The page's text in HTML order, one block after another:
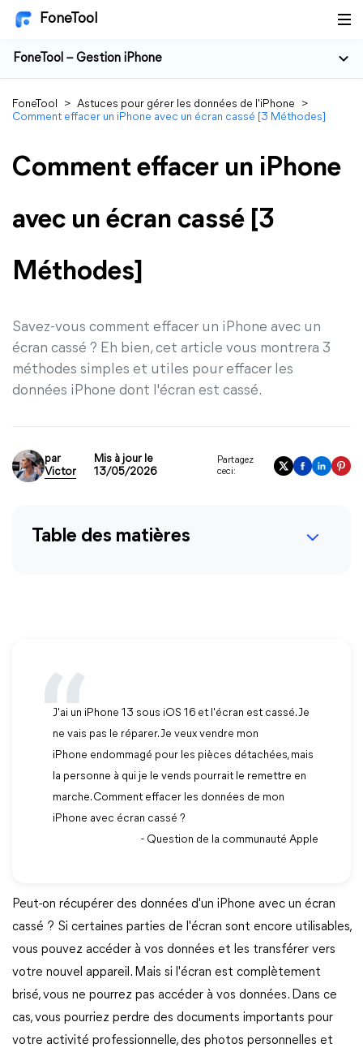
FoneTool
FoneTool – Gestion iPhone
FoneTool > Astuces pour gérer les données de l'iPhone
>
Comment effacer un iPhone avec un écran cassé [3 Méthodes]
Comment effacer un iPhone
avec un écran cassé [3
Méthodes]
Savez-vous comment effacer un iPhone avec un
écran cassé ? Eh bien, cet article vous montrera 3
méthodes simples et utiles pour effacer les
données iPhone dont l'écran est cassé.
par
Victor
Mis à jour le
13/05/2026
Partagez
ceci:
Table des matières
J'ai un iPhone 13 sous iOS 16 et l'écran est cassé. Je
ne vais pas le réparer. Je veux vendre mon
iPhone endommagé pour les pièces détachées, mais
la personne à qui je le vends pourrait le remettre en
marche. Comment effacer les données de mon
iPhone avec écran cassé ?
- Question de la communauté Apple
Peut-on récupérer des données d'un iPhone avec un écran
cassé ? Si certaines parties de l'écran sont encore utilisables,
vous pouvez accéder à vos données et les transférer vers
votre nouvel appareil. Mais si l'écran est complètement
brisé, vous ne pourrez pas accéder à vos données. Dans ce
cas, vous pourriez perdre des documents importants pour
votre activité professionnelle, des photos personnelles et